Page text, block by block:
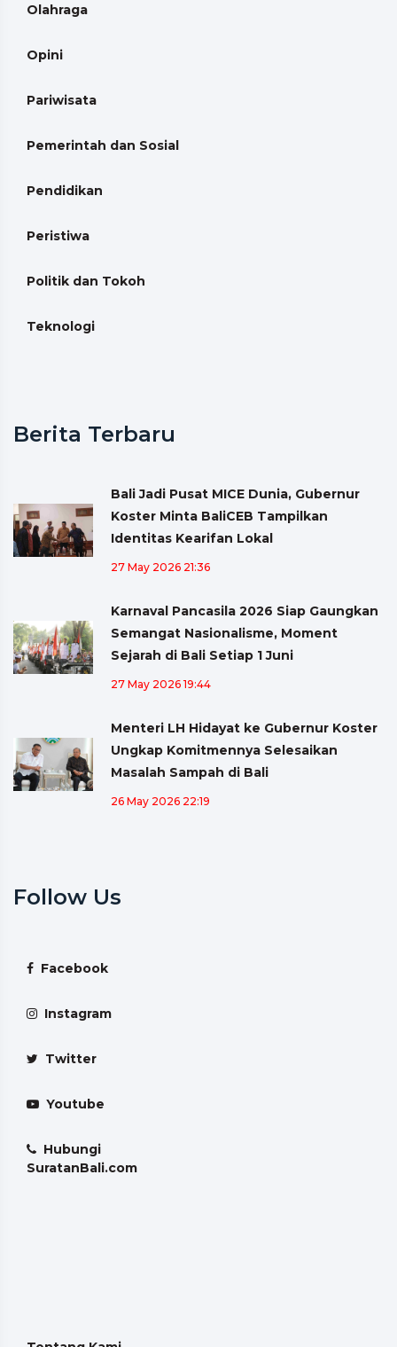
Olahraga
Opini
Pariwisata
Pemerintah dan Sosial
Pendidikan
Peristiwa
Politik dan Tokoh
Teknologi
Berita Terbaru
Bali Jadi Pusat MICE Dunia, Gubernur
Koster Minta BaliCEB Tampilkan
Identitas Kearifan Lokal
27 May 2026 21:36
Karnaval Pancasila 2026 Siap Gaungkan
Semangat Nasionalisme, Moment
Sejarah di Bali Setiap 1 Juni
27 May 2026 19:44
Menteri LH Hidayat ke Gubernur Koster
Ungkap Komitmennya Selesaikan
Masalah Sampah di Bali
26 May 2026 22:19
Follow Us
Facebook
Instagram
Twitter
Youtube
Hubungi
SuratanBali.com